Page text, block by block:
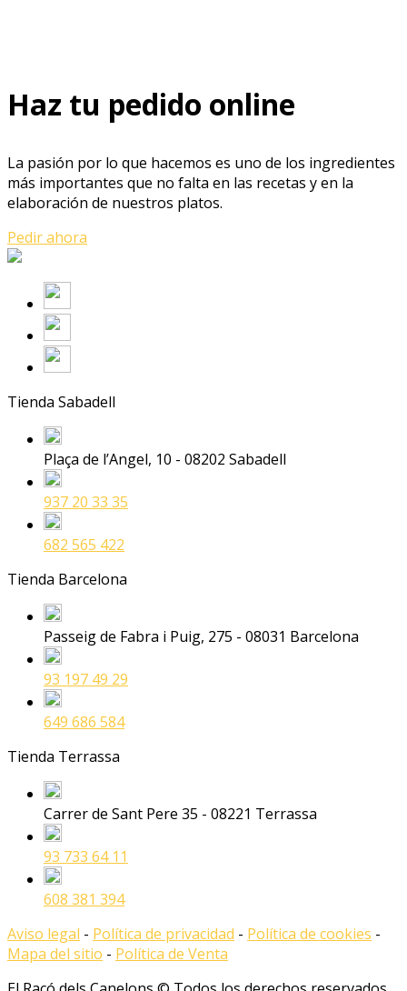
Haz tu pedido online
La pasión por lo que hacemos es uno de los ingredientes
más importantes que no falta en las recetas y en la
elaboración de nuestros platos.
Pedir ahora
Tienda Sabadell
Plaça de l’Angel, 10 - 08202 Sabadell
937 20 33 35
682 565 422
Tienda Barcelona
Passeig de Fabra i Puig, 275 - 08031 Barcelona
93 197 49 29
649 686 584
Tienda Terrassa
Carrer de Sant Pere 35 - 08221 Terrassa
93 733 64 11
608 381 394
Aviso legal - Política de privacidad - Política de cookies -
Mapa del sitio - Política de Venta